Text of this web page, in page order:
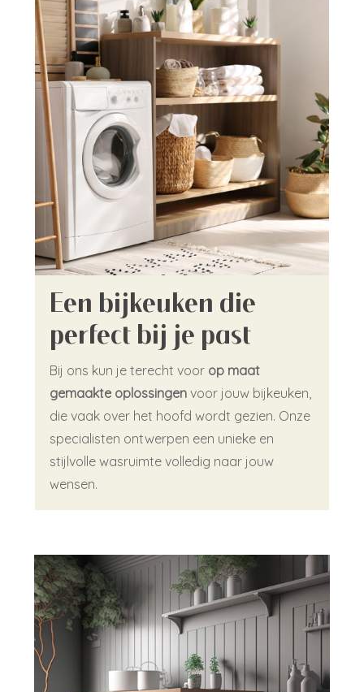
Een bijkeuken die
perfect bij je past
Bij ons kun je terecht voor op maat
gemaakte oplossingenvoor jouw bijkeuken,
die vaak over het hoofd wordt gezien. Onze
specialisten ontwerpen een unieke en
stijlvolle wasruimte volledig naar jouw
wensen.